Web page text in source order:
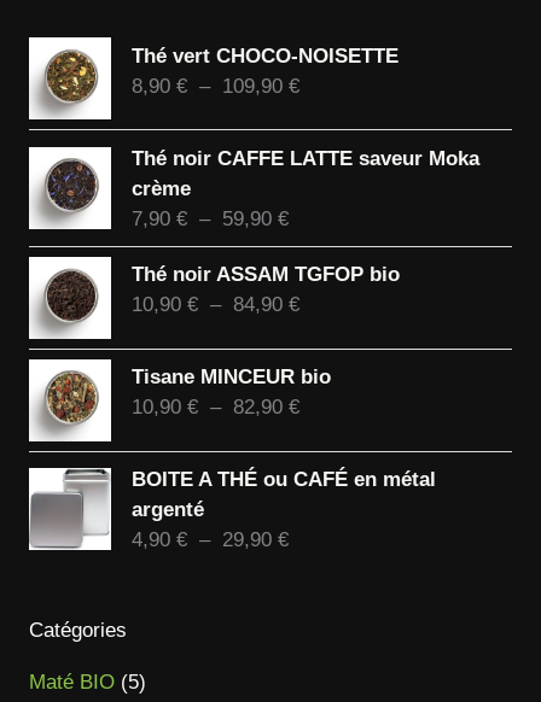
Thé vert CHOCO-NOISETTE
8,90 € – 109,90 €Plage
Thé noir CAFFE LATTE saveur Moka
crème
7,90 € – 59,90 €Plage
de
prix :
7,90 €
59,90 €
Thé noir ASSAM TGFOP bio
10,90 € – 84,90 €Plage
prix :
84,90 €
Tisane MINCEUR bio
10,90 € – 82,90 €Plage
prix :
BOITE A THÉ ou CAFÉ en métal
argenté
4,90 € – 29,90 €Plage
Catégories
Maté BIO 55